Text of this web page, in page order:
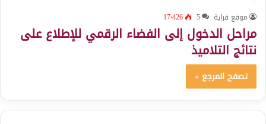
موقع قراية 5 17٬426
مراحل الدخول إلى الفضاء الرقمي للإطلاع على
نتائج التلاميذ
تصفح المرجع »